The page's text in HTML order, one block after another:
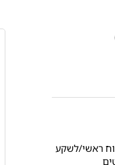
ראשי/לשקע